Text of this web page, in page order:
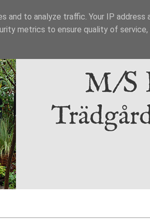
to analyze traffic. Your IP address
metrics to ensure quality of service,